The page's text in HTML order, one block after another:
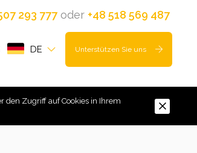
293 777oder +48 518 569 487
DE Unterstützen Sie uns
den Zugriff auf Cookies in Ihrem